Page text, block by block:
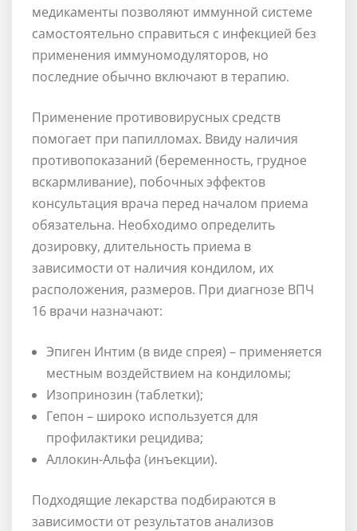
медикаменты позволяют иммунной системе
самостоятельно справиться с инфекцией без
применения иммуномодуляторов, но
последние обычно включают в терапию.
Применение противовирусных средств
помогает при папилломах. Ввиду наличия
противопоказаний (беременность, грудное
вскармливание), побочных эффектов
консультация врача перед началом приема
обязательна. Необходимо определить
дозировку, длительность приема в
зависимости от наличия кондилом, их
расположения, размеров. При диагнозе ВПЧ
16 врачи назначают:
Эпиген Интим (в виде спрея) – применяется
местным воздействием на кондиломы;
Изопринозин (таблетки);
Гепон – широко используется для
профилактики рецидива;
Аллокин-Альфа (инъекции).
Подходящие лекарства подбираются в
зависимости от результатов анализов